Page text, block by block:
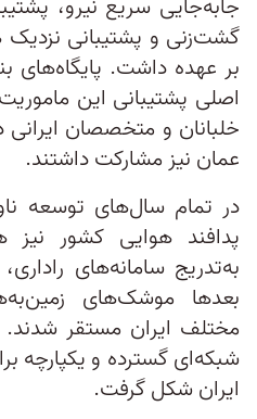
جابه‌جایی سریع نیرو،
گشت‌زنی و پشتیبانی نزدیک
بر عهده داشت. پایگاه‌های
اصلی پشتیبانی این
خلبانان و متخصصان
عمان نیز مشارکت داشتند.
در تمام سال‌های توسعه
پدافند هوایی کشور
به‌تدریج سامانه‌های
بعدها موشک‌های
شبکه‌ای گسترده و یکپارچه
ایران شکل گرفت.